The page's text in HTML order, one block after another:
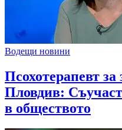
Водещи новини
Псохотерапевт за
Пловдив:
в обществото